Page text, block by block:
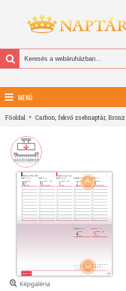
MENÜ
Főoldal Carbon, fekvő zsebnaptár, Bronz
Képgaléria